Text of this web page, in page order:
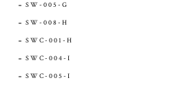
SW-005-G
SW-008-H
SWC-001-H
SWC-004-I
SWC-005-I